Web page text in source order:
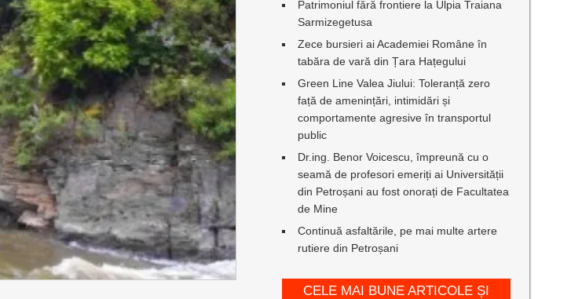
Patrimoniul fără frontiere la Ulpia Traiana
Sarmizegetusa
Zece bursieri ai Academiei Române în
tabăra de vară din Țara Hațegului
Green Line Valea Jiului: Toleranță zero
față de amenințări, intimidări și
comportamente agresive în transportul
public
Dr.ing. Benor Voicescu, împreună cu o
seamă de profesori emeriți ai Universității
din Petroșani au fost onorați de Facultatea
de Mine
Continuă asfaltările, pe mai multe artere
rutiere din Petroșani
CELE MAI BUNE ARTICOLE ȘI